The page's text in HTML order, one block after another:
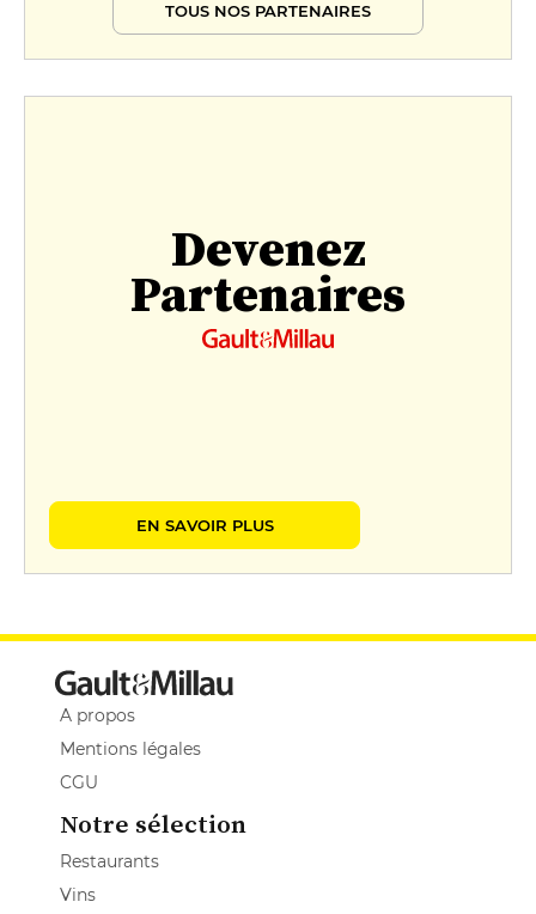
TOUS NOS PARTENAIRES
Devenez
Partenaires
EN SAVOIR PLUS
A propos
Mentions légales
CGU
Notre sélection
Restaurants
Vins